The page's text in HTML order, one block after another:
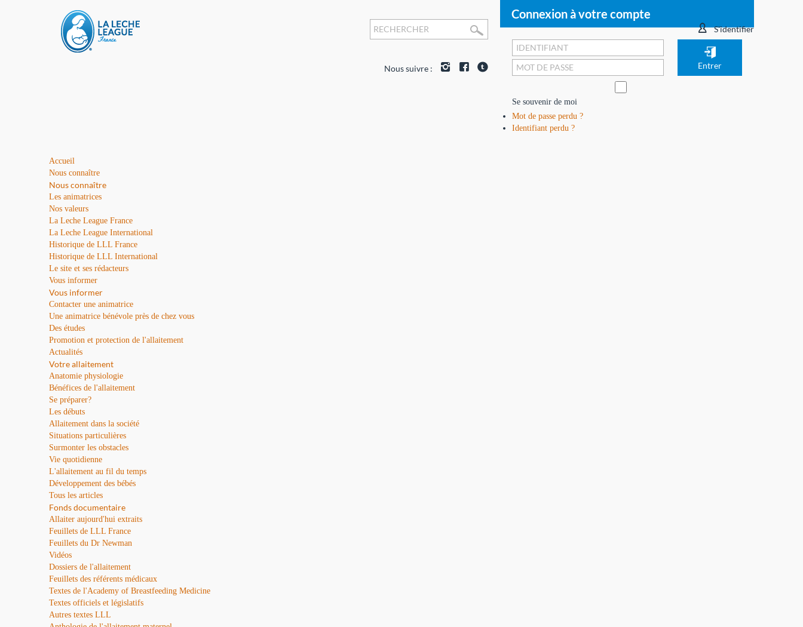
S'identifier
Connexion à votre compte
Se souvenir de moi
Mot de passe perdu ?
Identifiant perdu ?
Nous suivre :
Accueil
Nous connaître
Nous connaître
Les animatrices
Nos valeurs
La Leche League France
La Leche League International
Historique de LLL France
Historique de LLL International
Le site et ses rédacteurs
Vous informer
Vous informer
Contacter une animatrice
Une animatrice bénévole près de chez vous
Des études
Promotion et protection de l'allaitement
Actualités
Votre allaitement
Anatomie physiologie
Bénéfices de l'allaitement
Se préparer?
Les débuts
Allaitement dans la société
Situations particulières
Surmonter les obstacles
Vie quotidienne
L'allaitement au fil du temps
Développement des bébés
Tous les articles
Fonds documentaire
Allaiter aujourd'hui extraits
Feuillets de LLL France
Feuillets du Dr Newman
Vidéos
Dossiers de l'allaitement
Feuillets des référents médicaux
Textes de l'Academy of Breastfeeding Medicine
Textes officiels et législatifs
Autres textes LLL